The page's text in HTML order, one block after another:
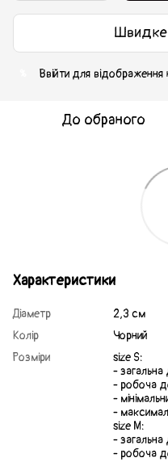
Швидке
Ввійти для відображення
До обраного
Характеристики
Діаметр
2,3 см
Колір
Чорний
Розміри
size S:
-
- робоча
-
-
size M:
-
- робоча